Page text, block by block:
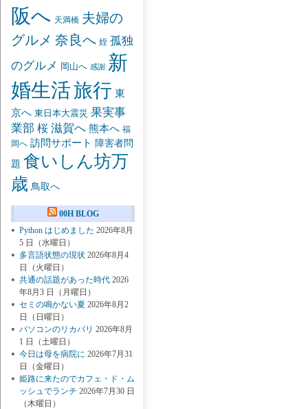
阪へ 天満橋 夫婦の
グルメ 奈良へ 姪 孤独
のグルメ
岡山へ 感謝 新
婚生活旅行 東
京へ 東日本大震災 果実事
業部 桜 滋賀へ 熊本へ 福
岡へ 訪問サポート 障害者問
題 食いしん坊万
歳 鳥取へ
00H BLOG
Python はじめました 2026年8月
5 日（水曜日）
多言語状態の現状 2026年8月4
日（火曜日）
共通の話題があった時代 2026
年8月3 日（月曜日）
セミの鳴かない夏 2026年8月2
日（日曜日）
パソコンのリカバリ 2026年8月
1 日（土曜日）
今日は母を病院に 2026年7月31
日（金曜日）
姫路に来たのでカフェ・ド・ム
ッシュでランチ 2026年7月30 日
（木曜日）